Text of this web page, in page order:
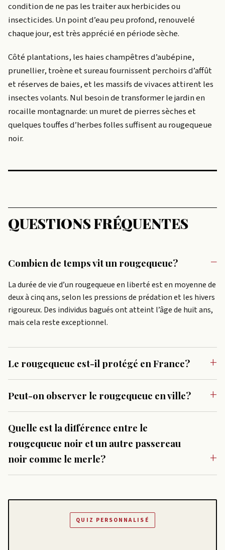
condition de ne pas les traiter aux herbicides ou
insecticides. Un point d’eau peu profond, renouvelé
chaque jour, est très apprécié en période sèche.
Côté plantations, les haies champêtres d’aubépine,
prunellier, troène et sureau fournissent perchoirs d’affût
et réserves de baies, et les massifs de vivaces attirent les
insectes volants. Nul besoin de transformer le jardin en
rocaille montagnarde: un muret de pierres sèches et
quelques touffes d’herbes folles suffisent au rougequeue
noir.
QUESTIONS FRÉQUENTES
Combien de temps vit un rougequeue?
La durée de vie d’un rougequeue en liberté est en moyenne de
deux à cinq ans, selon les pressions de prédation et les hivers
rigoureux. Des individus bagués ont atteint l’âge de huit ans,
mais cela reste exceptionnel.
Le rougequeue est-il protégé en France?
Peut-on observer le rougequeue en ville?
Quelle est la différence entre le
rougequeue noir et un autre passereau
noir comme le merle?
QUIZ PERSONNALISÉ